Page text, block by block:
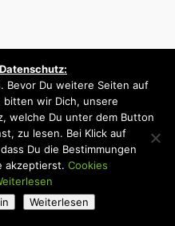
Bevor Du weitere Seiten auf
wir Dich, unsere
welche Du unter dem Button
zu lesen. Bei Klick auf
Du die Bestimmungen
akzeptierst. Cookies
Weiterlesen